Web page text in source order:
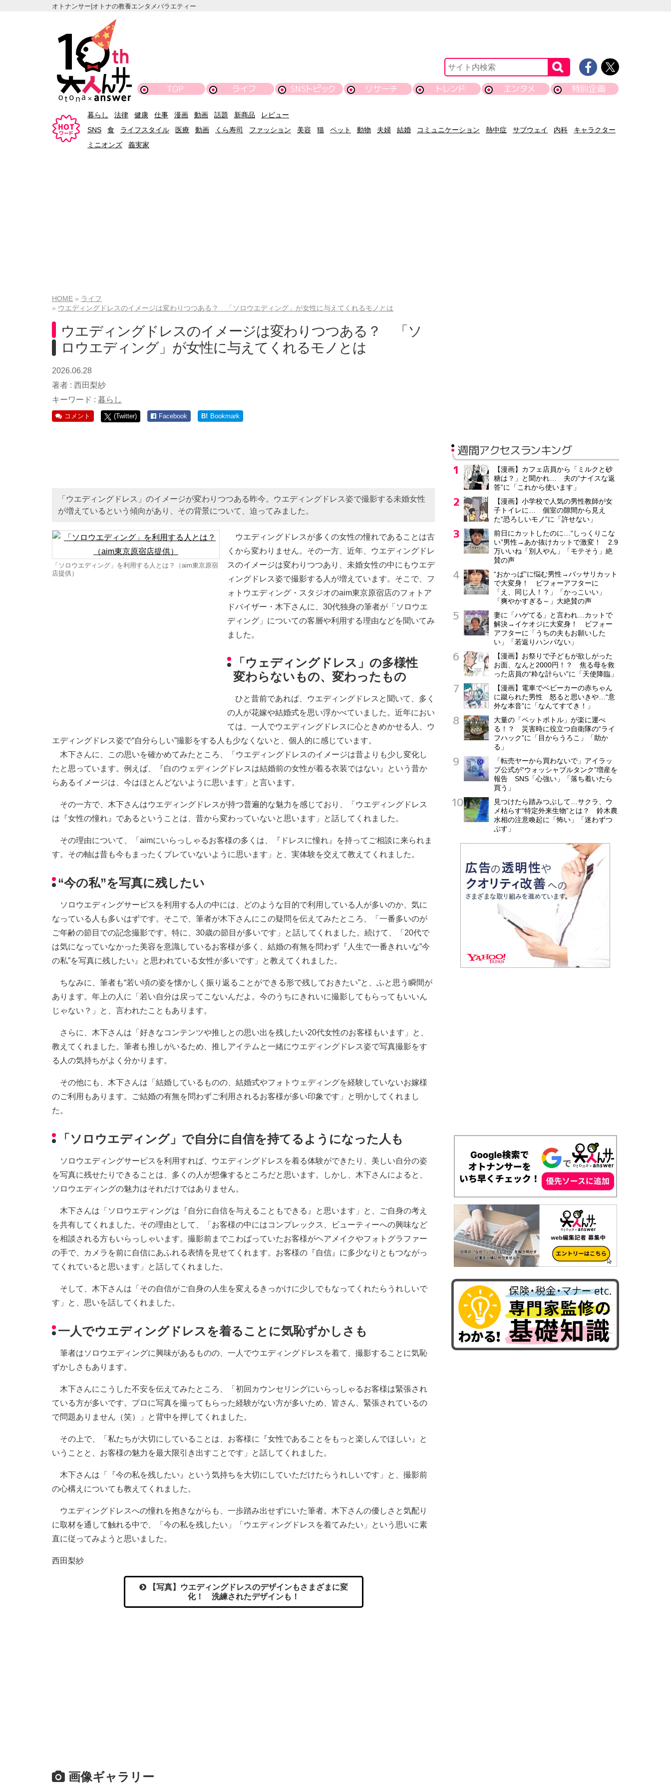
オトナンサー|オトナの教養エンタメバラエティー
TOP ライフ SNSトピック リサーチ トレンド エンタメ 特別企画
暮らし 法律 健康 仕事 漫画 動画 話題 新商品
レビュー
SNS
食 ライフスタイル 医療 動画 くら寿司 ファッション 美容 猫 ペット 動物 夫婦 結婚 コミュニケーション 熱中症 サブウェイ 内科
キャラクター
ミニオンズ
義実家
HOME
ライフ
ウエディングドレスのイメージは変わりつつある？ 「ソロウエディング」が女性に与えてくれるモノとは
ウエディングドレスのイメージは変わりつつある？ 「ソ
ロウエディング」が女性に与えてくれるモノとは
2026.06.28
著者 : 西田梨紗
キーワード : 暮らし
コメント (Twitter) Facebook B! Bookmark
「ウエディングドレス」のイメージが変わりつつある昨今。ウエディングドレス姿で撮影する未婚女性
が増えているという傾向があり、その背景について、迫ってみました。
「ソロウエディング」を利用する人とは？（aim東京原宿
店提供）
ウエディングドレスが多くの女性の憧れであることは古
くから変わりません。その一方、近年、ウエディングドレ
スのイメージは変わりつつあり、未婚女性の中にもウエデ
ィングドレス姿で撮影する人が増えています。そこで、フ
ォトウエディング・スタジオのaim東京原宿店のフォトア
ドバイザー・木下さんに、30代独身の筆者が「ソロウエ
ディング」についての客層や利用する理由などを聞いてみ
ました。
「ウェディングドレス」の多様性
変わらないもの、変わったもの
ひと昔前であれば、ウエディングドレスと聞いて、多く
の人が花嫁や結婚式を思い浮かべていました。近年におい
ては、一人でウエディングドレスに心ときめかせる人、ウ
エディングドレス姿で“自分らしい”撮影をする人も少なくないと、個人的に感じています。
木下さんに、この思いを確かめてみたところ、「ウエディングドレスのイメージは昔よりも少し変化し
たと思っています。例えば、『白のウェディングドレスは結婚前の女性が着る衣装ではない』という昔か
らあるイメージは、今はほとんどないように思います」と言います。
その一方で、木下さんはウエディングドレスが持つ普遍的な魅力を感じており、「ウエディングドレス
は『女性の憧れ』であるということは、昔から変わっていないと思います」と話してくれました。
その理由について、「aimにいらっしゃるお客様の多くは、『ドレスに憧れ』を持ってご相談に来られま
す。その軸は昔も今もまったくブレていないように思います」と、実体験を交えて教えてくれました。
“今の私”を写真に残したい
ソロウエディングサービスを利用する人の中には、どのような目的で利用している人が多いのか、気に
なっている人も多いはずです。そこで、筆者が木下さんにこの疑問を伝えてみたところ、「一番多いのが
ご年齢の節目での記念撮影です。特に、30歳の節目が多いです」と話してくれました。続けて、「20代で
は気になっていなかった美容を意識しているお客様が多く、結婚の有無を問わず『人生で一番きれいな”今
の私”を写真に残したい』と思われている女性が多いです」と教えてくれました。
ちなみに、筆者も“若い頃の姿を懐かしく振り返ることができる形で残しておきたい”と、ふと思う瞬間が
あります。年上の人に「若い自分は戻ってこないんだよ。今のうちにきれいに撮影してもらってもいいん
じゃない？」と、言われたこともあります。
さらに、木下さんは「好きなコンテンツや推しとの思い出を残したい20代女性のお客様もいます」と、
教えてくれました。筆者も推しがいるため、推しアイテムと一緒にウエディングドレス姿で写真撮影をす
る人の気持ちがよく分かります。
その他にも、木下さんは「結婚しているものの、結婚式やフォトウェディングを経験していないお嫁様
のご利用もあります。ご結婚の有無を問わずご利用されるお客様が多い印象です」と明かしてくれまし
た。
「ソロウエディング」で自分に自信を持てるようになった人も
ソロウエディングサービスを利用すれば、ウエディングドレスを着る体験ができたり、美しい自分の姿
を写真に残せたりできることは、多くの人が想像するところだと思います。しかし、木下さんによると、
ソロウエディングの魅力はそれだけではありません。
木下さんは「ソロウエディングは『自分に自信を与えることもできる』と思います」と、ご自身の考え
を共有してくれました。その理由として、「お客様の中にはコンプレックス、ビューティーへの興味など
を相談される方もいらっしゃいます。撮影前までこわばっていたお客様がヘアメイクやフォトグラファー
の手で、カメラを前に自信にあふれる表情を見せてくれます。お客様の『自信』に多少なりともつながっ
てくれていると思います」と話してくれました。
そして、木下さんは「その自信がご自身の人生を変えるきっかけに少しでもなってくれたらうれしいで
す」と、思いを話してくれました。
一人でウエディングドレスを着ることに気恥ずかしさも
筆者はソロウエディングに興味があるものの、一人でウエディングドレスを着て、撮影することに気恥
ずかしさもあります。
木下さんにこうした不安を伝えてみたところ、「初回カウンセリングにいらっしゃるお客様は緊張され
ている方が多いです。プロに写真を撮ってもらった経験がない方が多いため、皆さん、緊張されているの
で問題ありません（笑）」と背中を押してくれました。
その上で、「私たちが大切にしていることは、お客様に『女性であることをもっと楽しんでほしい』と
いうことと、お客様の魅力を最大限引き出すことです」と話してくれました。
木下さんは「『今の私を残したい』という気持ちを大切にしていただけたらうれしいです」と、撮影前
の心構えについても教えてくれました。
ウエディングドレスへの憧れを抱きながらも、一歩踏み出せずにいた筆者。木下さんの優しさと気配り
に取材を通して触れる中で、「今の私を残したい」「ウエディングドレスを着てみたい」という思いに素
直に従ってみようと思いました。
西田梨紗
【写真】ウエディングドレスのデザインもさまざまに変
化！ 洗練されたデザインも！
画像ギャラリー
週間アクセスランキング
【漫画】カフェ店員から「ミルクと砂
糖は？」と聞かれ… 夫の“ナイスな返
答”に「これから使います」
【漫画】小学校で人気の男性教師が女
子トイレに… 個室の隙間から見え
た“恐ろしいモノ”に「許せない」
前日にカットしたのに…“しっくりこな
い”男性→あか抜けカットで激変！ 2.9
万いいね「別人やん」「モテそう」絶
賛の声
“おかっぱ”に悩む男性→バッサリカット
で大変身！ ビフォーアフターに
「え、同じ人！？」「かっこいい」
「爽やかすぎる～」大絶賛の声
妻に「ハゲてる」と言われ…カットで
解決→イケオジに大変身！ ビフォー
アフターに「うちの夫もお願いした
い」「若返りハンパない」
【漫画】お祭りで子どもが欲しがった
お面、なんと2000円！？ 焦る母を救
った店員の“粋な計らい”に「天使降臨」
【漫画】電車でベビーカーの赤ちゃん
に蹴られた男性 怒ると思いきや…“意
外な本音”に「なんてすてき！」
大量の「ペットボトル」が楽に運べ
る！？ 災害時に役立つ自衛隊の“ライ
フハック”に「目からうろこ」「助か
る」
「転売ヤーから買わないで」アイラッ
プ公式が“ウォッシャブルタンク”増産を
報告 SNS「心強い」「落ち着いたら
買う」
見つけたら踏みつぶして…サクラ、ウ
メ枯らす“特定外来生物”とは？ 鈴木農
水相の注意喚起に「怖い」「迷わずつ
ぶす」